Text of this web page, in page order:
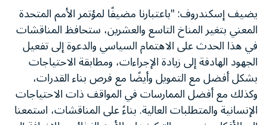
يضيف إسكندروف: "باعتبارنا مضيفًا لمؤتمر الأمم المتحدة
المعني بتغير المناخ التاسع والعشرين، ستحافظ المناقشات
في هذا الحدث على الاهتمام السياسي والدعوة إلى تفعيل
الجهود الهادفة إلى زيادة الإجراءات، ومطابقة الاحتياجات
بشكل أفضل مع التمويل وأيضًا مع فرص بناء القدرات،
وكذلك مع أفضل الممارسات في المواقف ذات الاحتياجات
الإنسانية والمتطلبات العالية. بناءً على المناقشات، استمعنا